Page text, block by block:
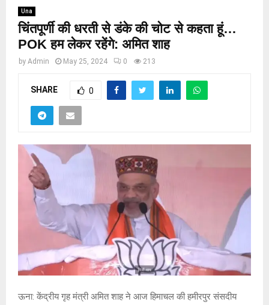
Una
चिंतपूर्णी की धरती से डंके की चोट से कहता हूं…
POK हम लेकर रहेंगे: अमित शाह
by Admin May 25, 2024 0 213
SHARE 0
ऊना: केंद्रीय गृह मंत्री अमित शाह ने आज हिमाचल की हमीरपुर संसदीय